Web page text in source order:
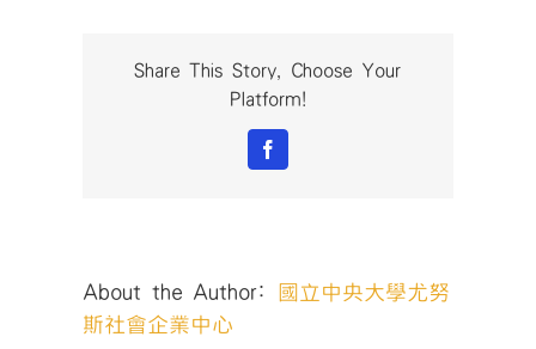
會
在
猶
Share This Story, Choose Your
Platform!
Facebook
About the Author:
國立中央大學尤努
斯社會企業中心